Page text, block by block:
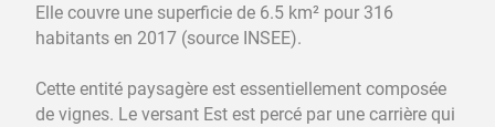
Elle couvre une superficie de 6.5 km² pour 316
habitants en 2017 (source INSEE).
Cette entité paysagère est essentiellement composée
de vignes. Le versant Est est percé par une carrière qui